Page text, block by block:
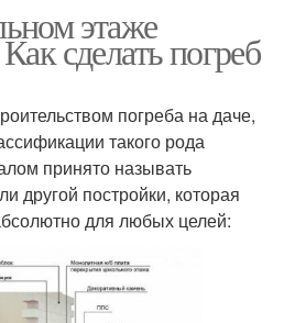
этаже
сделать погреб
погреба на даче,
такого рода
принято называть
другой постройки, которая
для любых целей: